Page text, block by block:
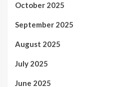
October 2025
September 2025
August 2025
July 2025
June 2025